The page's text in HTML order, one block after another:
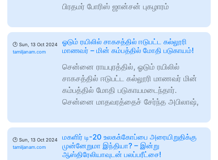
பிரதமர் போரிஸ் ஜான்சன் புகழாரம்
🕑 Sun, 13 Oct 2024
tamiljanam.com
ஓடும் ரயிலில் சாகசத்தில் ஈடுபட்ட கல்லூரி
மாணவர் – மின் கம்பத்தில் மோதி படுகாயம்!
சென்னை ராயபுரத்தில், ஓடும் ரயிலில்
சாகசத்தில் ஈடுபட்ட கல்லூரி மாணவர் மின்
கம்பத்தில் மோதி படுகாயமடைந்தார்.
சென்னை மாதவரத்தைச் சேர்ந்த அபிலாஷ்,
🕑 Sun, 13 Oct 2024
tamiljanam.com
மகளிர் டி-20 உலகக்கோப்பை அரையிறுதிக்கு
முன்னேறுமா இந்தியா? – இன்று
ஆஸ்திரேலியாவுடன் பலப்பரீட்சை!